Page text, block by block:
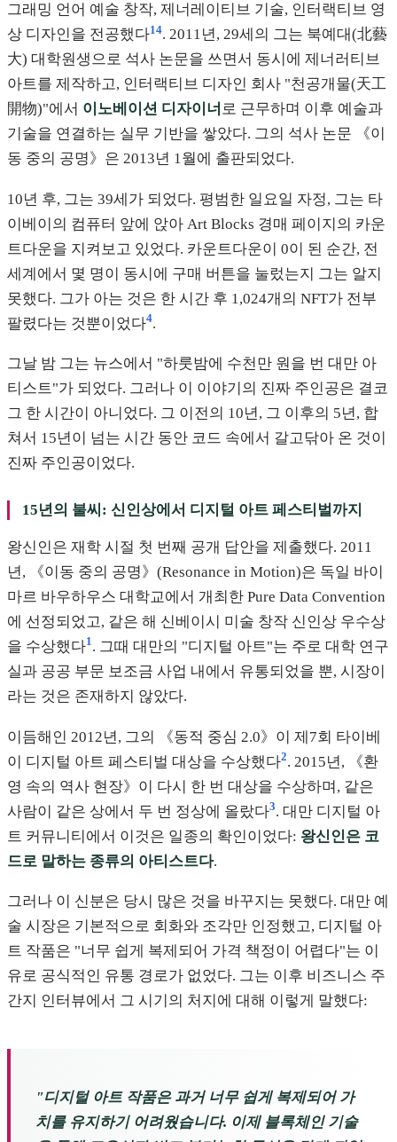
그래밍 언어 예술 창작, 제너레이티브 기술, 인터랙티브 영
상 디자인을 전공했다14. 2011년, 29세의 그는 북예대(北藝
大) 대학원생으로 석사 논문을 쓰면서 동시에 제너러티브
아트를 제작하고, 인터랙티브 디자인 회사 "천공개물(天工
開物)"에서 이노베이션 디자이너 로 근무하며 이후 예술과
기술을 연결하는 실무 기반을 쌓았다. 그의 석사 논문 《이
동 중의 공명》은 2013년 1월에 출판되었다.
10년 후, 그는 39세가 되었다. 평범한 일요일 자정, 그는 타
이베이의 컴퓨터 앞에 앉아 Art Blocks 경매 페이지의 카운
트다운을 지켜보고 있었다. 카운트다운이 0이 된 순간, 전
세계에서 몇 명이 동시에 구매 버튼을 눌렀는지 그는 알지
못했다. 그가 아는 것은 한 시간 후 1,024개의 NFT가 전부
팔렸다는 것뿐이었다4.
그날 밤 그는 뉴스에서 "하룻밤에 수천만 원을 번 대만 아
티스트"가 되었다. 그러나 이 이야기의 진짜 주인공은 결코
그 한 시간이 아니었다. 그 이전의 10년, 그 이후의 5년, 합
쳐서 15년이 넘는 시간 동안 코드 속에서 갈고닦아 온 것이
진짜 주인공이었다.
15년의 불씨: 신인상에서 디지털 아트 페스티벌까지
왕신인은 재학 시절 첫 번째 공개 답안을 제출했다. 2011
년, 《이동 중의 공명》(Resonance in Motion)은 독일 바이
마르 바우하우스 대학교에서 개최한 Pure Data Convention
에 선정되었고, 같은 해 신베이시 미술 창작 신인상 우수상
을 수상했다1. 그때 대만의 "디지털 아트"는 주로 대학 연구
실과 공공 부문 보조금 사업 내에서 유통되었을 뿐, 시장이
라는 것은 존재하지 않았다.
이듬해인 2012년, 그의 《동적 중심 2.0》이 제7회 타이베
이 디지털 아트 페스티벌 대상을 수상했다2. 2015년, 《환
영 속의 역사 현장》이 다시 한 번 대상을 수상하며, 같은
사람이 같은 상에서 두 번 정상에 올랐다3. 대만 디지털 아
트 커뮤니티에서 이것은 일종의 확인이었다: 왕신인은 코
드로 말하는 종류의 아티스트다.
그러나 이 신분은 당시 많은 것을 바꾸지는 못했다. 대만 예
술 시장은 기본적으로 회화와 조각만 인정했고, 디지털 아
트 작품은 "너무 쉽게 복제되어 가격 책정이 어렵다"는 이
유로 공식적인 유통 경로가 없었다. 그는 이후 비즈니스 주
간지 인터뷰에서 그 시기의 처지에 대해 이렇게 말했다:
"디지털 아트 작품은 과거 너무 쉽게 복제되어 가
치를 유지하기 어려웠습니다. 이제 블록체인 기술